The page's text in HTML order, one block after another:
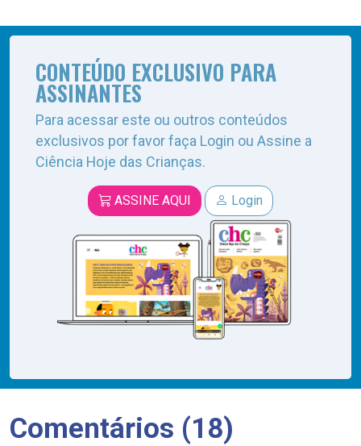
CONTEÚDO EXCLUSIVO PARA
ASSINANTES
Para acessar este ou outros conteúdos
exclusivos por favor faça Login ou Assine a
Ciência Hoje das Crianças.
ASSINE AQUI Login
Comentários (18)